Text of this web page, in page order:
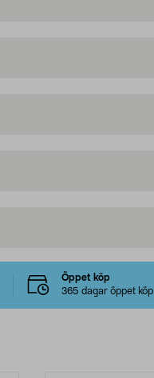
Öppet köp
365 dagar öppet köp